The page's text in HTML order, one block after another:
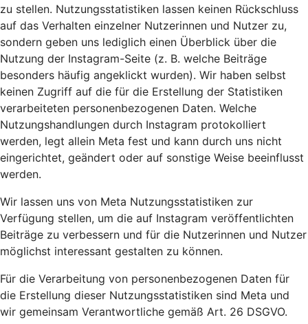
zu stellen. Nutzungsstatistiken lassen keinen Rückschluss
auf das Verhalten einzelner Nutzerinnen und Nutzer zu,
sondern geben uns lediglich einen Überblick über die
Nutzung der Instagram-Seite (z. B. welche Beiträge
besonders häufig angeklickt wurden). Wir haben selbst
keinen Zugriff auf die für die Erstellung der Statistiken
verarbeiteten personenbezogenen Daten. Welche
Nutzungshandlungen durch Instagram protokolliert
werden, legt allein Meta fest und kann durch uns nicht
eingerichtet, geändert oder auf sonstige Weise beeinflusst
werden.
Wir lassen uns von Meta Nutzungsstatistiken zur
Verfügung stellen, um die auf Instagram veröffentlichten
Beiträge zu verbessern und für die Nutzerinnen und Nutzer
möglichst interessant gestalten zu können.
Für die Verarbeitung von personenbezogenen Daten für
die Erstellung dieser Nutzungsstatistiken sind Meta und
wir gemeinsam Verantwortliche gemäß Art. 26 DSGVO.